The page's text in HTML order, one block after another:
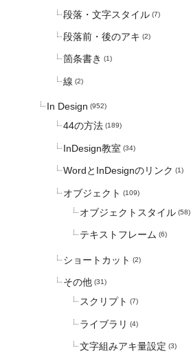
段落・文字スタイル (7)
段落前・後のアキ (2)
箇条書き (1)
線 (2)
In Design (952)
44の方法 (189)
InDesign教室 (34)
WordとInDesignのリンク (1)
オブジェクト (109)
オブジェクトスタイル (58)
テキストフレーム (6)
ショートカット (2)
その他 (31)
スクリプト (7)
ライブラリ (4)
文字組みアキ量設定 (3)